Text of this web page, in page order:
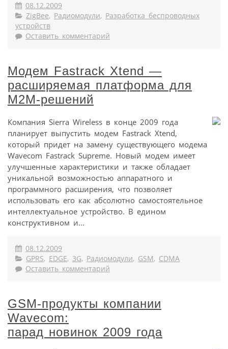
08.12.2009
ZigBee, Радиомодули, Разработка беспроводных
устройств
Оставить комментарий
Модем Fastrack Xtend —
расширяемая платформа для
M2M-решений
Компания Sierra Wireless в конце 2009 года
планирует выпустить модем Fastrack Xtend,
который придет на замену существующего модема
Wavecom Fastrack Supreme. Новый модем имеет
улучшенные характеристики и также обладает
уникальной возможностью аппаратного и
программного расширения, что позволяет
использовать его как абсолютно самостоятельное
интеллектуальное устройство. В едином
конструктивном и...
08.12.2009
GPRS, EDGE, 3G, Радиомодули, GSM, CDMA
Оставить комментарий
GSM-продукты компании
Wavecom:
парад новинок 2009 года